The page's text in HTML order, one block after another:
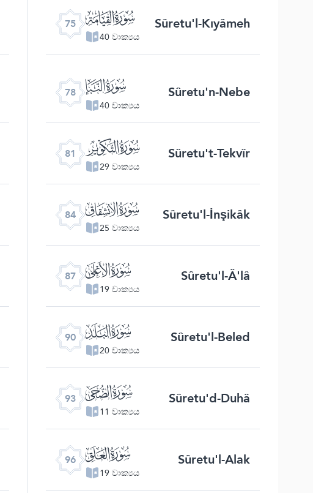
75 ﯸ
40 වාක්‍යය
Sûretu'l-Kıyâmeh
78 ﯻ
40 වාක්‍යය
Sûretu'n-Nebe
81 ﯾ
29 වාක්‍යය
Sûretu't-Tekvîr
84 ﰁ
25 වාක්‍යය
Sûretu'l-İnşikâk
87 ﰄ
19 වාක්‍යය
Sûretu'l-Â'lâ
90 ﰇ
20 වාක්‍යය
Sûretu'l-Beled
93 ﰊ
11 වාක්‍යය
Sûretu'd-Duhâ
96 ﰍ
19 වාක්‍යය
Sûretu'l-Alak